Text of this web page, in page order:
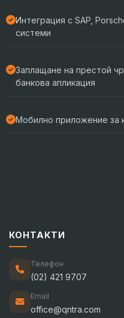
Интеграция с SAP,
системи
Заплащане на престой
банкова апликация
Мобилно приложение за
КОНТАКТИ
Телефон
(02) 421 9707
Email
office@qntra.com